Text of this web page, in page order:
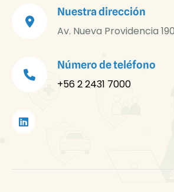
Nuestra dirección
Av. Nueva Providencia
Número de teléfono
+56 2 2431 7000